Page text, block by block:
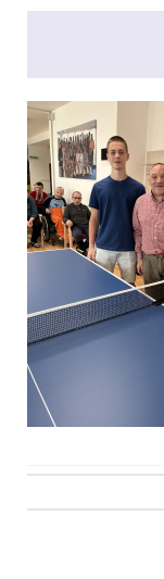
navigation